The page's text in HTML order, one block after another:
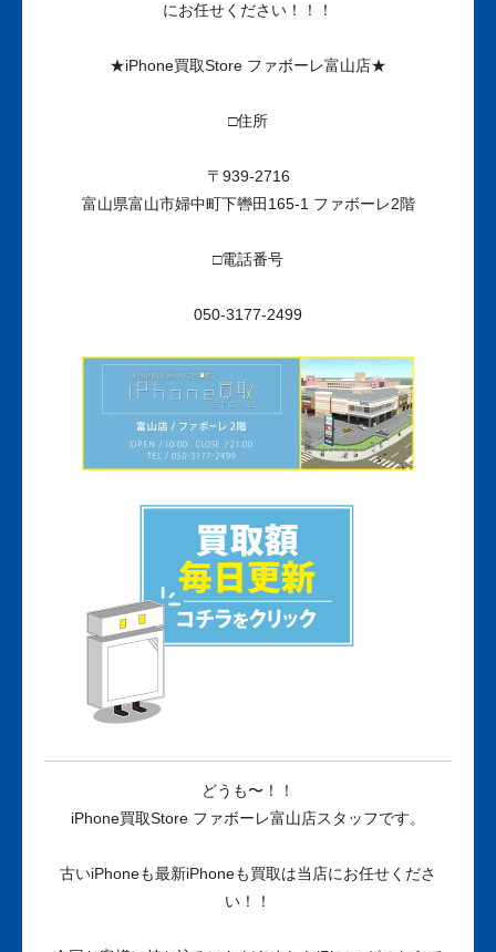
にお任せください！！！
★iPhone買取Store ファボーレ富山店★
□住所
〒939-2716
富山県富山市婦中町下轡田165-1 ファボーレ2階
□電話番号
050-3177-2499
どうも〜！！
iPhone買取Store ファボーレ富山店スタッフです。
古いiPhoneも最新iPhoneも買取は当店にお任せくださ
い！！